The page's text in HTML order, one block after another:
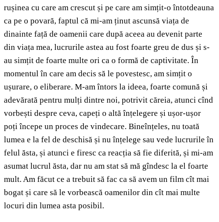
rușinea cu care am crescut și pe care am simțit-o întotdeauna
ca pe o povară, faptul că mi-am ținut ascunsă viața de
dinainte față de oamenii care după aceea au devenit parte
din viața mea, lucrurile astea au fost foarte greu de dus și s-
au simțit de foarte multe ori ca o formă de captivitate. În
momentul în care am decis să le povestesc, am simțit o
ușurare, o eliberare. M-am întors la ideea, foarte comună și
adevărată pentru mulți dintre noi, potrivit căreia, atunci cînd
vorbești despre ceva, capeți o altă înțelegere și ușor-ușor
poți începe un proces de vindecare. Bineînțeles, nu toată
lumea e la fel de deschisă și nu înțelege sau vede lucrurile în
felul ăsta, și atunci e firesc ca reacția să fie diferită, și mi-am
asumat lucrul ăsta, dar nu am stat să mă gîndesc la el foarte
mult. Am făcut ce a trebuit să fac ca să avem un film cît mai
bogat și care să le vorbească oamenilor din cît mai multe
locuri din lumea asta posibil.